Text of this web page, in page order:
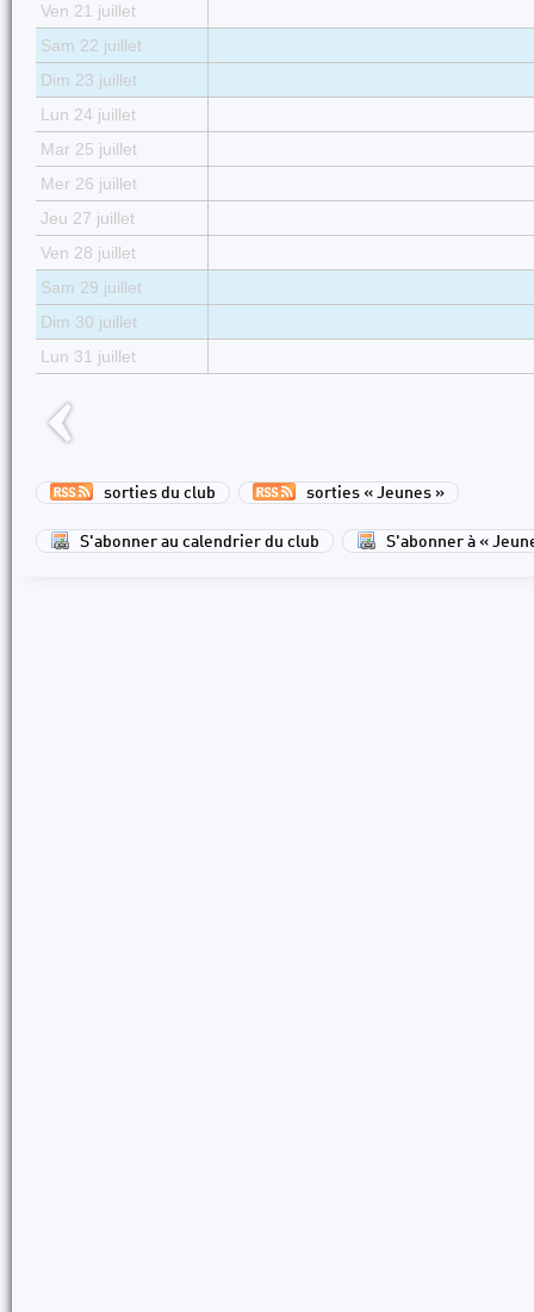
Ven 21 juillet
Sam 22 juillet
Dim 23 juillet
Lun 24 juillet
Mar 25 juillet
Mer 26 juillet
Jeu 27 juillet
Ven 28 juillet
Sam 29 juillet
Dim 30 juillet
Lun 31 juillet
sorties du club sorties « Jeunes »
S'abonner au calendrier du club S'abonner à «